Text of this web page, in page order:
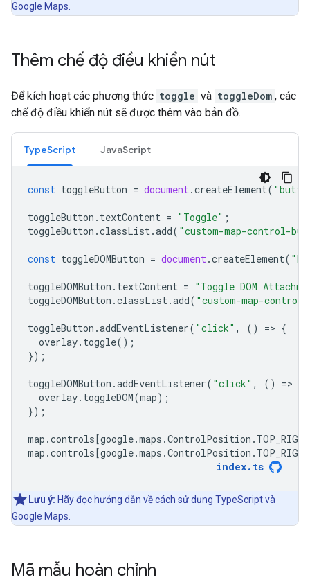
Google Maps.
Thêm chế độ điều khiển nút
Để kích hoạt các phương thức toggle và toggleDom , các
chế độ điều khiển nút sẽ được thêm vào bản đồ.
TypeScript JavaScript
const toggleButton = document.createElement(
toggleButton . textContent = "Toggle" ;
toggleButton .classList.add( "custom-map-control-
const toggleDOMButton = document.createElement(
toggleDOMButton . textContent = "Toggle DOM
toggleDOMButton .classList.add( "custom-map-
toggleButton .addEventListener( "click" , () => {
overlay. toggle();
});
toggleDOMButton .addEventListener( "click" , () =>
overlay. toggleDOM(map);
});
map .controls [google.maps .ControlPosition . TOP_RIGHT
map .controls [google.maps .ControlPosition . TOP_RIGHT
index. ts
Lưu ý: Hãy đọc hướng dẫn về cách sử dụng TypeScript và
Google Maps.
Mã mẫu hoàn chỉnh